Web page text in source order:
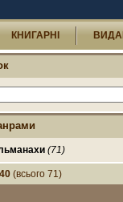
КНИГАРНІ
(71)
(всього 71)